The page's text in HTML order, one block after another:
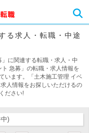
る求人・転職・中途
に関連する転職・求人・中
急募」の転職・求人情報を
います。「土木施工管理 イベ
人情報をお探しいただけるの
ださい!
)